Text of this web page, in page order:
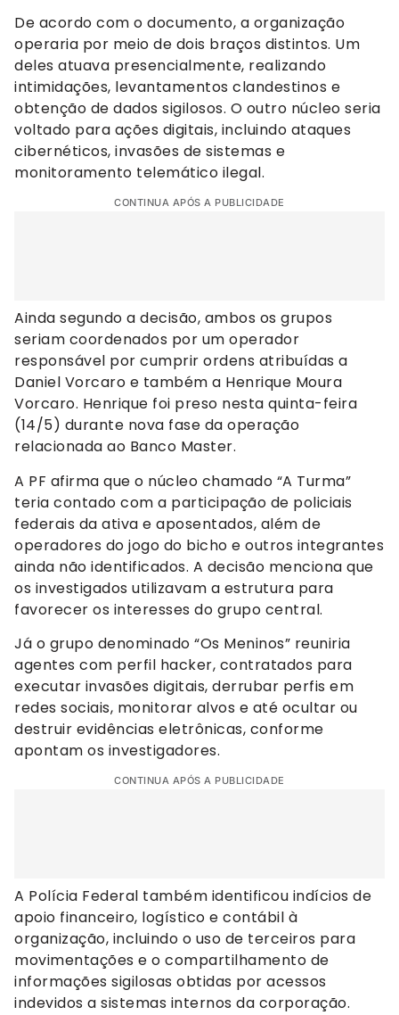
De acordo com o documento, a organização
operaria por meio de dois braços distintos. Um
deles atuava presencialmente, realizando
intimidações, levantamentos clandestinos e
obtenção de dados sigilosos. O outro núcleo seria
voltado para ações digitais, incluindo ataques
cibernéticos, invasões de sistemas e
monitoramento telemático ilegal.
CONTINUA APÓS A PUBLICIDADE
Ainda segundo a decisão, ambos os grupos
seriam coordenados por um operador
responsável por cumprir ordens atribuídas a
Daniel Vorcaro e também a Henrique Moura
Vorcaro. Henrique foi preso nesta quinta-feira
(14/5) durante nova fase da operação
relacionada ao Banco Master.
A PF afirma que o núcleo chamado “A Turma”
teria contado com a participação de policiais
federais da ativa e aposentados, além de
operadores do jogo do bicho e outros integrantes
ainda não identificados. A decisão menciona que
os investigados utilizavam a estrutura para
favorecer os interesses do grupo central.
Já o grupo denominado “Os Meninos” reuniria
agentes com perfil hacker, contratados para
executar invasões digitais, derrubar perfis em
redes sociais, monitorar alvos e até ocultar ou
destruir evidências eletrônicas, conforme
apontam os investigadores.
CONTINUA APÓS A PUBLICIDADE
A Polícia Federal também identificou indícios de
apoio financeiro, logístico e contábil à
organização, incluindo o uso de terceiros para
movimentações e o compartilhamento de
informações sigilosas obtidas por acessos
indevidos a sistemas internos da corporação.